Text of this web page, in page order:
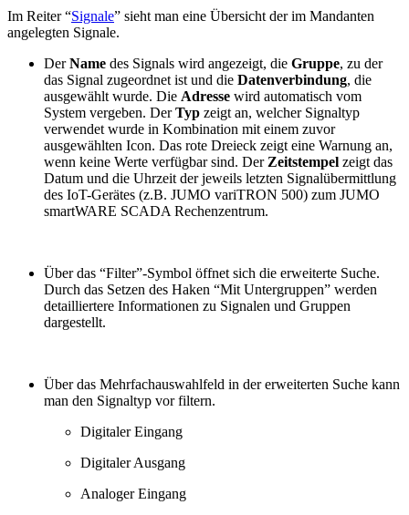
Im Reiter “Signale” sieht man eine Übersicht der im Mandanten
angelegten Signale.
DerName des Signals wird angezeigt, die Gruppe, zu der
das Signal zugeordnet ist und die Datenverbindung, die
ausgewählt wurde. Die Adresse wird automatisch vom
System vergeben. DerTyp zeigt an, welcher Signaltyp
verwendet wurde in Kombination mit einem zuvor
ausgewählten Icon. Das rote Dreieck zeigt eine Warnung an,
wenn keine Werte verfügbar sind. Der Zeitstempel zeigt das
Datum und die Uhrzeit der jeweils letzten Signalübermittlung
des IoT-Gerätes (z.B. JUMO variTRON 500) zum JUMO
smartWARE SCADA Rechenzentrum.
Über das “Filter”-Symbol öffnet sich die erweiterte Suche.
Durch das Setzen des Haken “Mit Untergruppen” werden
detailliertere Informationen zu Signalen und Gruppen
dargestellt.
Über das Mehrfachauswahlfeld in der erweiterten Suche kann
man den Signaltyp vor filtern.
Digitaler Eingang
Digitaler Ausgang
Analoger Eingang